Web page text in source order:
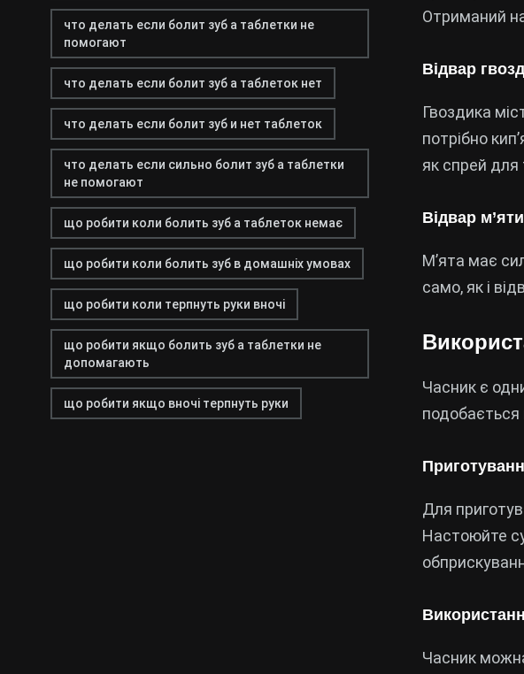
что делать если болит зуб а таблетки не
помогают
что делать если болит зуб а таблеток нет
что делать если болит зуб и нет таблеток
что делать если сильно болит зуб а таблетки
не помогают
що робити коли болить зуб а таблеток немає
що робити коли болить зуб в домашніх умовах
що робити коли терпнуть руки вночі
що робити якщо болить зуб а таблетки не
допомагають
що робити якщо вночі терпнуть руки
Отриманий
Відвар
Гвоздика
потрібно
як спрей для
Відвар м’яти
М’ята має
само, як і
Часник є
Для
Настоюйте
Часник можна